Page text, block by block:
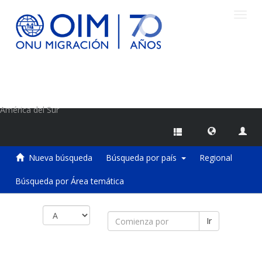
América del Sur
Nueva búsqueda Búsqueda por país Regional
Búsqueda por Área temática
Ir